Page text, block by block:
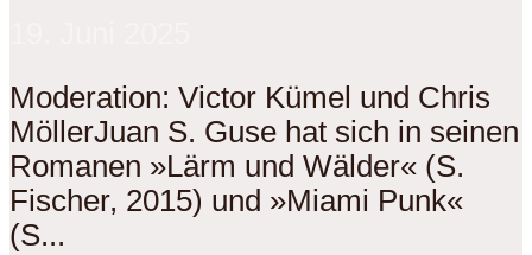
Moderation: Victor Kümel und Chris
MöllerJuan S. Guse hat sich in seinen
Romanen »Lärm und Wälder« (S.
Fischer, 2015) und »Miami Punk«
(S...